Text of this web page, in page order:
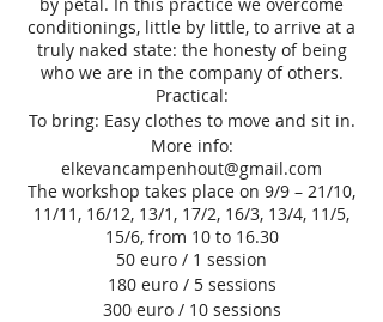
conditionings, little by little, to arrive at a
truly naked state: the honesty of being
who we are in the company of others.
Practical:
To bring: Easy clothes to move and sit in.
More info:
elkevancampenhout@gmail.com
The workshop takes place on 9/9 – 21/10,
11/11, 16/12, 13/1, 17/2, 16/3, 13/4, 11/5,
15/6, from 10 to 16.30
50 euro / 1 session
180 euro / 5 sessions
300 euro / 10 sessions